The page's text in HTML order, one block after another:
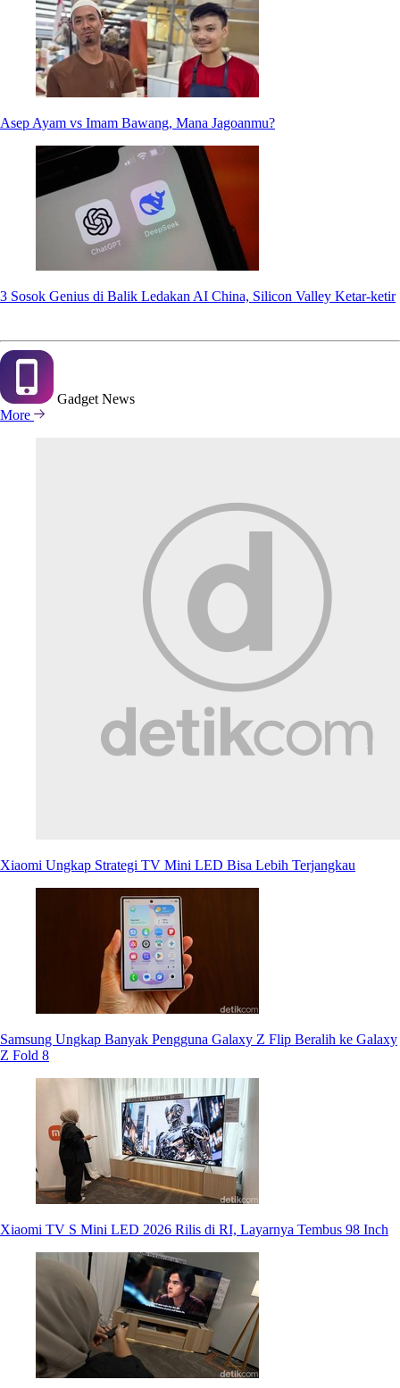
Asep Ayam vs Imam Bawang, Mana Jagoanmu?
3 Sosok Genius di Balik Ledakan AI China, Silicon Valley Ketar-ketir
GadgetNews
More
Xiaomi Ungkap Strategi TV Mini LED Bisa Lebih Terjangkau
Samsung Ungkap Banyak Pengguna Galaxy Z Flip Beralih ke Galaxy
Z Fold 8
Xiaomi TV S Mini LED 2026 Rilis di RI, Layarnya Tembus 98 Inch